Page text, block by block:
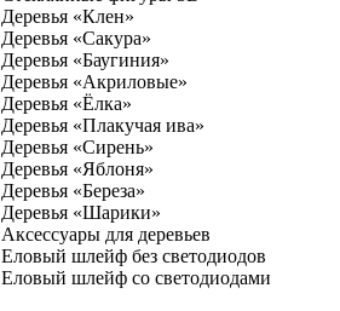
Деревья «Клен»
Деревья «Сакура»
Деревья «Баугиния»
Деревья «Акриловые»
Деревья «Ёлка»
Деревья «Плакучая ива»
Деревья «Сирень»
Деревья «Яблоня»
Деревья «Береза»
Деревья «Шарики»
Аксессуары для деревьев
Еловый шлейф без светодиодов
Еловый шлейф со светодиодами